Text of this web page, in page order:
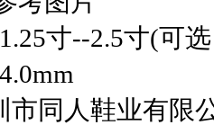
1.25寸--2.5寸(可
市同人鞋业有限